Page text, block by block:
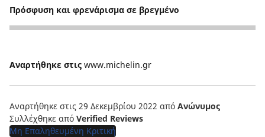
Πρόσφυση και φρενάρισμα σε βρεγμένο
5
Αναρτήθηκε στις www.michelin.gr
Αναρτήθηκε στις 29 Δεκεμβρίου 2022 από Ανώνυμος
Συλλέχθηκε από Verified Reviews
Μη Επαληθευμένη Κριτική